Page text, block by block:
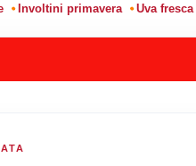
Involtini primavera Uva fresca